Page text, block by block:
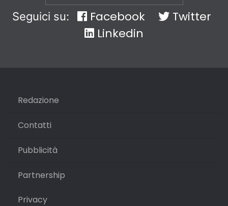
Seguici su: Facebook
Twitter
Linkedin
Redazione
Contatti
Pubblicità
Partnership
Privacy